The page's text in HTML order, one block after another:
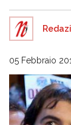
05 Febbraio